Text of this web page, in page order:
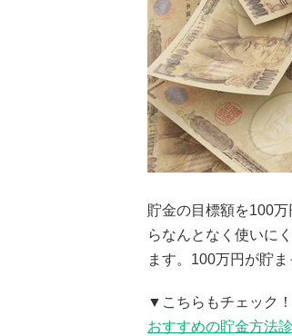
貯金の目標額を100
らなんとなく使いに
ます。100万円が貯
▼こちらもチェック！
おすすめの貯金方法